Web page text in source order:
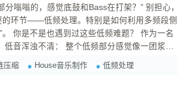
的，感觉底鼓和Bass在打架？” 别担心，
环节——低频处理。特别是如何利用多频段侧
一名
压缩 House音乐制作 低频处理